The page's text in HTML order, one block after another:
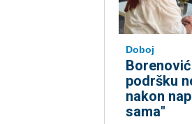
Doboj
podršku
nakon
sama"